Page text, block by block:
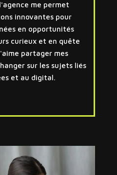
me permet
innovantes pour
en opportunités
curieux et en quête
partager mes
sur les sujets liés
et au digital.